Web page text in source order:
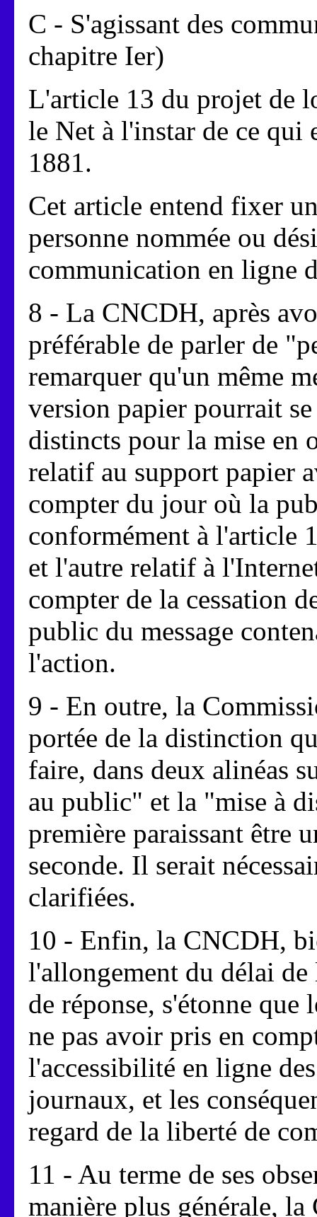
C - S'agissant des
chapitre Ier)
L'article 13 du projet de
le Net à l'instar de ce
1881.
Cet article entend fixer
personne nommée ou
communication en ligne
8 - La CNCDH, après
préférable de parler de
remarquer qu'un même
version papier pourrait
distincts pour la mise en
relatif au support papier
compter du jour où la
conformément à l'article
et l'autre relatif à
compter de la cessation
public du message
l'action.
9 - En outre, la
portée de la distinction
faire, dans deux alinéas
au public" et la "mise à
première paraissant être
seconde. Il serait
clarifiées.
10 - Enfin, la CNCDH,
l'allongement du délai
de réponse, s'étonne
ne pas avoir pris en
l'accessibilité en ligne
journaux, et les
regard de la liberté de
11 - Au terme de ses
manière plus générale,